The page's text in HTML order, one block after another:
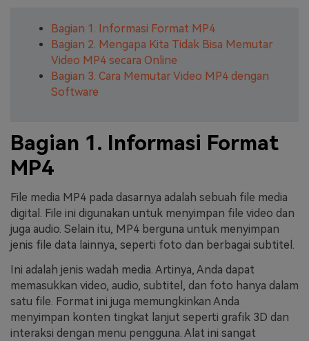
Bagian 1. Informasi Format MP4
Bagian 2. Mengapa Kita Tidak Bisa Memutar
Video MP4 secara Online
Bagian 3. Cara Memutar Video MP4 dengan
Software
Bagian 1. Informasi Format
MP4
File media MP4 pada dasarnya adalah sebuah file media
digital. File ini digunakan untuk menyimpan file video dan
juga audio. Selain itu, MP4 berguna untuk menyimpan
jenis file data lainnya, seperti foto dan berbagai subtitel.
Ini adalah jenis wadah media. Artinya, Anda dapat
memasukkan video, audio, subtitel, dan foto hanya dalam
satu file. Format ini juga memungkinkan Anda
menyimpan konten tingkat lanjut seperti grafik 3D dan
interaksi dengan menu pengguna. Alat ini sangat